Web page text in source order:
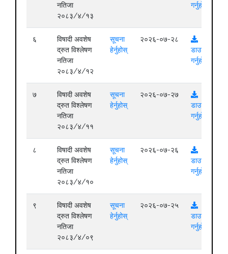
नतिजा
२०८३/४/१३
गर्नुहोस्
६
विषादी अवशेष
द्रुत विश्लेषण
नतिजा
२०८३/४/१२
सूचना
हेर्नुहोस्
२०२६-०७-२८
डाउनलोड
गर्नुहोस्
७
विषादी अवशेष
द्रुत विश्लेषण
नतिजा
२०८३/४/११
सूचना
हेर्नुहोस्
२०२६-०७-२७
डाउनलोड
गर्नुहोस्
८
विषादी अवशेष
द्रुत विश्लेषण
नतिजा
२०८३/४/१०
सूचना
हेर्नुहोस्
२०२६-०७-२६
डाउनलोड
गर्नुहोस्
९
विषादी अवशेष
द्रुत विश्लेषण
नतिजा
२०८३/४/०९
सूचना
हेर्नुहोस्
२०२६-०७-२५
डाउनलोड
गर्नुहोस्